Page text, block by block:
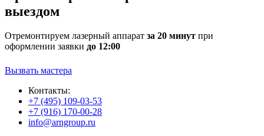
выездом
Отремонтируем лазерный аппарат за 20 минут при
оформлении заявки до 12:00
Вызвать мастера
Контакты:
+7 (495) 109-03-53
+7 (916) 170-00-28
info@arngroup.ru